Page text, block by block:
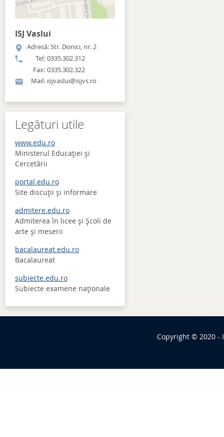
ISJ Vaslui
Adresă: Str. Donici, nr. 2
Tel: 0335.302.312
Fax: 0335.302.322
Mail: isjvaslui@isjvs.ro
Legături utile
www.edu.ro
Ministerul Educației și
Cercetării
portal.edu.ro
Site discuţii şi informare
admitere.edu.ro
Admiterea în licee şi Şcoli de
arte şi meserii
bacalaureat.edu.ro
Bacalaureat
subiecte.edu.ro
Subiecte examene naţionale
Copyright © 2020 -